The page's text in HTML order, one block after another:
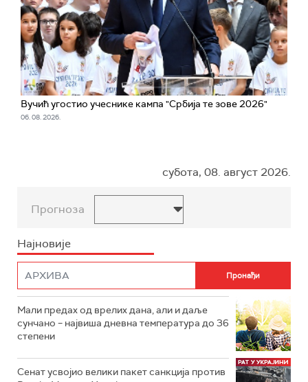
Вучић угостио учеснике кампа "Србија те зове 2026"
06. 08. 2026.
субота, 08. август 2026.
Прогноза
Најновије
Мали предах од врелих дана, али и даље
сунчано – највиша дневна температура до 36
степени
Сенат усвојио велики пакет санкција против